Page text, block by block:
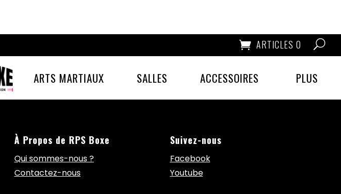
ARTICLES 0
ARTS MARTIAUX SALLES ACCESSOIRES PLUS
À Propos de RPS Boxe
Qui sommes-nous ?
Contactez-nous
Suivez-nous
Facebook
Youtube